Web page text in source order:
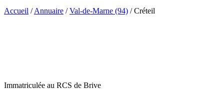
Accueil / Annuaire / Val-de-Marne (94) / Créteil
Immatriculée au RCS de Brive